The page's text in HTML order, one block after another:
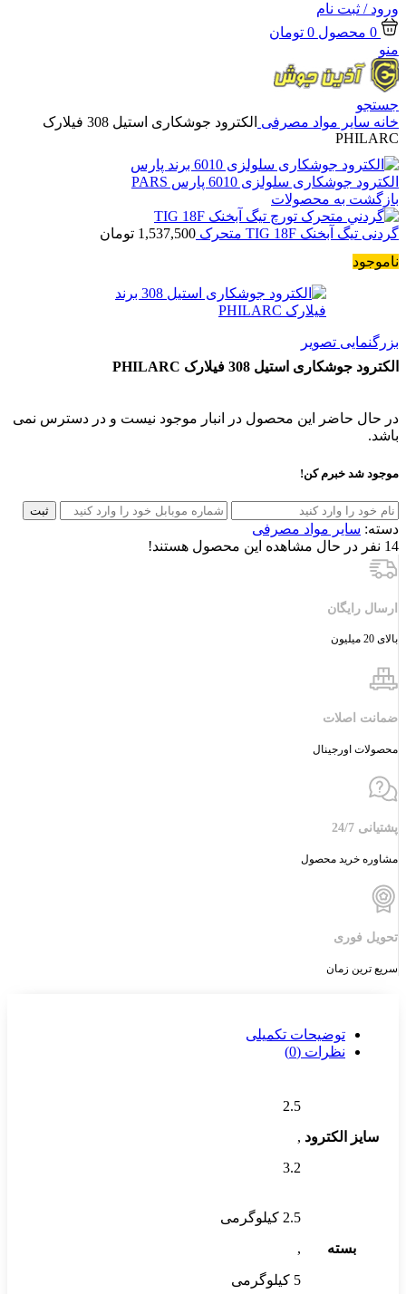
ورود / ثبت نام
0 محصول 0 تومان
منو
جستجو
خانه سایر مواد مصرفی
الکترود جوشکاری استیل 308 فیلارک
PHILARC
الکترود جوشکاری سلولزی 6010 پارس PARS
بازگشت به محصولات
گردنی تیگ آبخنک TIG 18F متحرک 1,537,500 تومان
ناموجود
بزرگنمایی تصویر
الکترود جوشکاری استیل 308 فیلارک PHILARC
در حال حاضر این محصول در انبار موجود نیست و در دسترس نمی
باشد.
موجود شد خبرم کن!
ثبت
دسته: سایر مواد مصرفی
14 نفر در حال مشاهده این محصول هستند!
ارسال رایگان
بالای 20 میلیون
ضمانت اصلات
محصولات اورجینال
پشتیانی 24/7
مشاوره خرید محصول
تحویل فوری
سریع ترین زمان
توضیحات تکمیلی
نظرات (0)
سایز الکترود
2.5
,
3.2
بسته
2.5 کیلوگرمی
,
5 کیلوگرمی